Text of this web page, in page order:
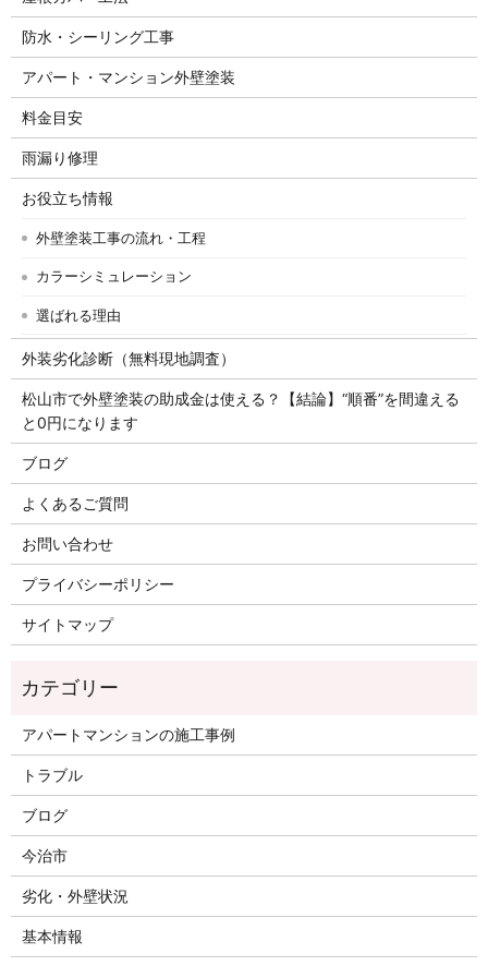
防水・シーリング工事
アパート・マンション外壁塗装
料金目安
雨漏り修理
お役立ち情報
外壁塗装工事の流れ・工程
カラーシミュレーション
選ばれる理由
外装劣化診断（無料現地調査）
松山市で外壁塗装の助成金は使える？【結論】“順番”を間違える
と0円になります
ブログ
よくあるご質問
お問い合わせ
プライバシーポリシー
サイトマップ
アパートマンションの施工事例
トラブル
ブログ
今治市
劣化・外壁状況
基本情報